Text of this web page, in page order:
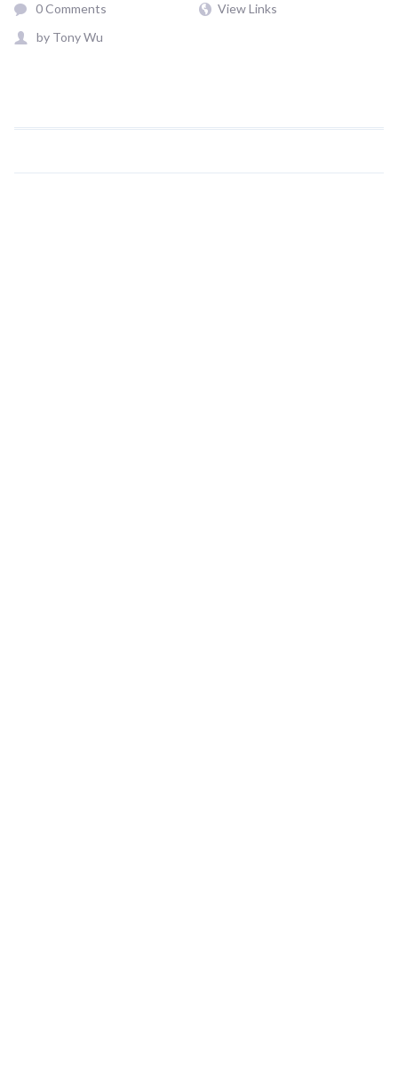
0 Comments
by Tony Wu
View Links